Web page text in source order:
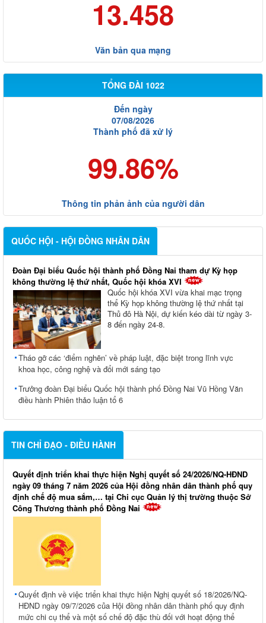
13.458
Văn bản qua mạng
TỔNG ĐÀI 1022
Đến ngày
07/08/2026
Thành phố đã xử lý
99.86%
Thông tin phản ảnh của người dân
QUỐC HỘI - HỘI ĐỒNG NHÂN DÂN
Đoàn Đại biểu Quốc hội thành phố Đồng Nai tham dự Kỳ họp
không thường lệ thứ nhất, Quốc hội khóa XVI
Quốc hội khóa XVI vừa khai mạc trọng
thể Kỳ họp không thường lệ thứ nhất tại
Thủ đô Hà Nội, dự kiến kéo dài từ ngày 3-
8 đến ngày 24-8.
Tháo gỡ các ‘điểm nghẽn’ về pháp luật, đặc biệt trong lĩnh vực
khoa học, công nghệ và đổi mới sáng tạo
Trưởng đoàn Đại biểu Quốc hội thành phố Đồng Nai Vũ Hồng Văn
điều hành Phiên thảo luận tổ 6
TIN CHỈ ĐẠO - ĐIỀU HÀNH
Quyết định triển khai thực hiện Nghị quyết số 24/2026/NQ-HĐND
ngày 09 tháng 7 năm 2026 của Hội đồng nhân dân thành phố quy
định chế độ mua sắm,… tại Chi cục Quản lý thị trường thuộc Sở
Công Thương thành phố Đồng Nai
Quyết định về việc triển khai thực hiện Nghị quyết số 18/2026/NQ-
HĐND ngày 09/7/2026 của Hội đồng nhân dân thành phố quy định
mức chi cụ thể và một số chế độ đặc thù đối với hoạt động thể